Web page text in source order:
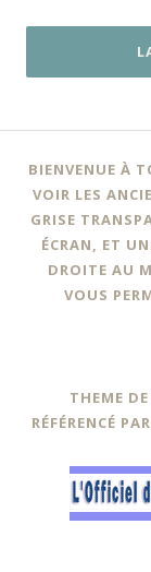
BIENVENUE À
VOIR LES
GRISE
ÉCRAN, ET
DROITE AU
VOUS
THEME
RÉFÉRENCÉ